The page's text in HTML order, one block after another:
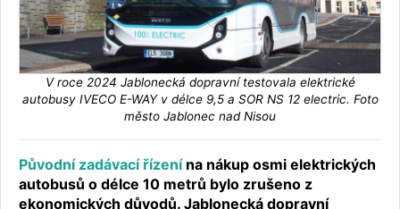
V roce 2024 Jablonecká dopravní testovala elektrické
autobusy IVECO E-WAY v délce 9,5 a SOR NS 12 electric. Foto
město Jablonec nad Nisou
Původní zadávací řízenína nákup osmi elektrických
autobusů o délce 10 metrů bylo zrušeno z
ekonomických důvodů. Jablonecká dopravní